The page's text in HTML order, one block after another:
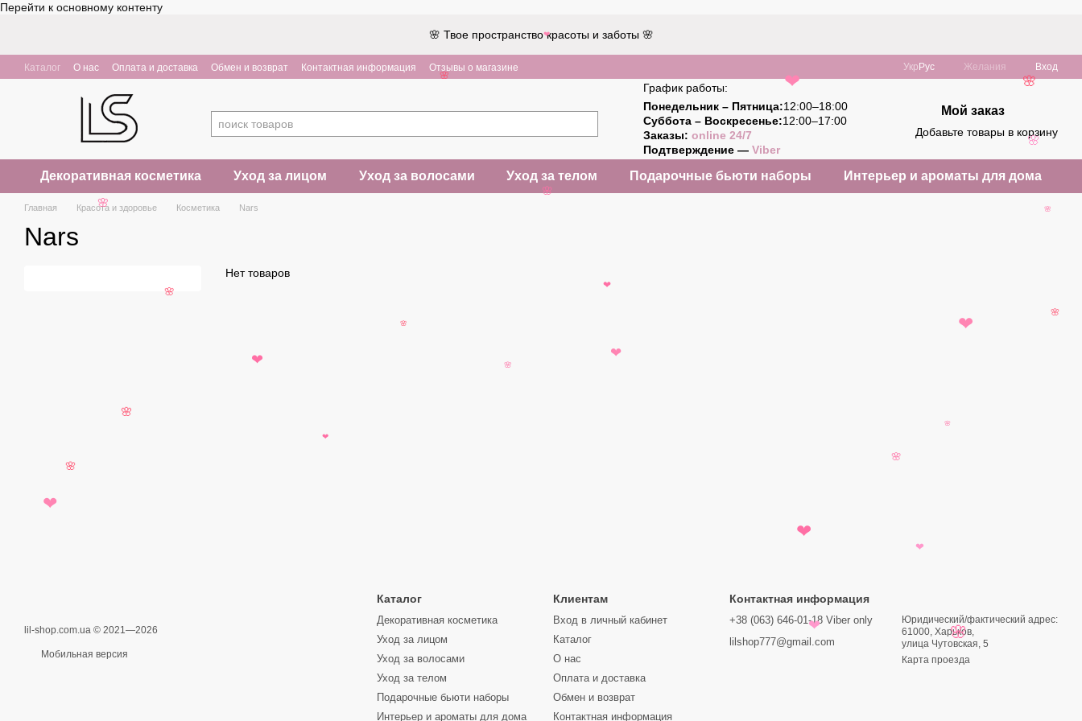
Перейти к основному контенту
🌸 Твое пространство красоты и заботы 🌸
Каталог О нас Оплата и доставка Обмен и возврат Контактная информация Отзывы о магазине Укр Рус Желания Вход
График работы:
Понедельник – Пятница:12:00–18:00
Суббота – Воскресенье:12:00–17:00
Заказы: online 24/7
Подтверждение — Viber
Мой заказ
Добавьте товары в корзину
Декоративная косметика Уход за лицом Уход за волосами Уход за телом Подарочные бьюти наборы Интерьер и ароматы для дома
Главная Красота и здоровье Косметика Nars
Nars
Нет товаров
lil-shop.com.ua © 2021—2026
Мобильная версия
Каталог
Декоративная косметика
Уход за лицом
Уход за волосами
Уход за телом
Подарочные бьюти наборы
Интерьер и ароматы для дома
Клиентам
Вход в личный кабинет
Каталог
О нас
Оплата и доставка
Обмен и возврат
Контактная информация
Контактная информация
+38 (063) 646-01-18 Viber only
lilshop777@gmail.com
Юридический/фактический адрес:
61000, Харьков,
улица Чутовская, 5
Карта проезда
🌸
❤
🌸
❤
❤
❤
🌸
❤
❤
🌸
🌸
❤
🌸
🌸
❤
🌸
🌸
🌸
🌸
🌸
🌸
❤
❤
❤
🌸
🌸